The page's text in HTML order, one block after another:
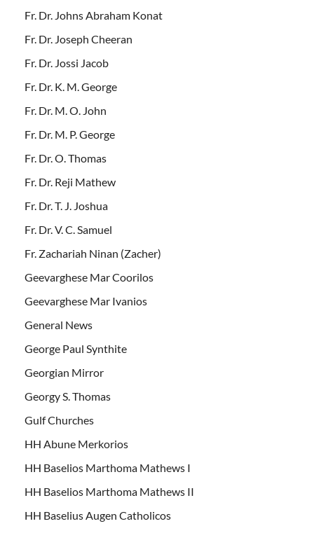
Fr. Dr. Johns Abraham Konat
Fr. Dr. Joseph Cheeran
Fr. Dr. Jossi Jacob
Fr. Dr. K. M. George
Fr. Dr. M. O. John
Fr. Dr. M. P. George
Fr. Dr. O. Thomas
Fr. Dr. Reji Mathew
Fr. Dr. T. J. Joshua
Fr. Dr. V. C. Samuel
Fr. Zachariah Ninan (Zacher)
Geevarghese Mar Coorilos
Geevarghese Mar Ivanios
General News
George Paul Synthite
Georgian Mirror
Georgy S. Thomas
Gulf Churches
HH Abune Merkorios
HH Baselios Marthoma Mathews I
HH Baselios Marthoma Mathews II
HH Baselius Augen Catholicos